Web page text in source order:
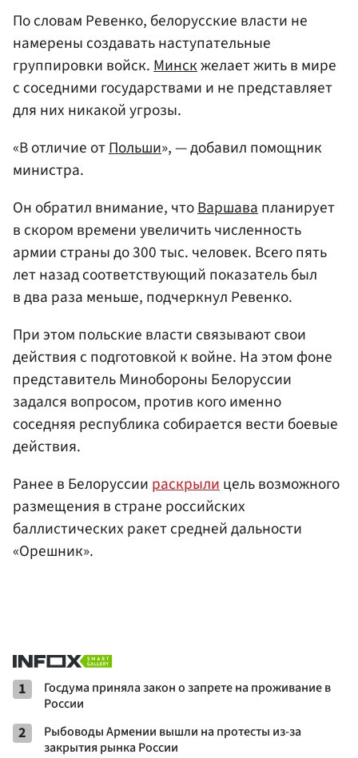
По словам Ревенко, белорусские власти не
намерены создавать наступательные
группировки войск. Минскжелает жить в мире
с соседними государствами и не представляет
для них никакой угрозы.
«В отличие отПольши», — добавил помощник
министра.
Он обратил внимание, чтоВаршавапланирует
в скором времени увеличить численность
армии страны до 300 тыс. человек. Всего пять
лет назад соответствующий показатель был
в два раза меньше, подчеркнул Ревенко.
При этом польские власти связывают свои
действия с подготовкой к войне. На этом фоне
представитель Минобороны Белоруссии
задался вопросом, против кого именно
соседняя республика собирается вести боевые
действия.
Ранее в Белоруссии раскрылицель возможного
размещения в стране российских
баллистических ракет средней дальности
«Орешник».
1
Госдума приняла закон о запрете на проживание в
России
2
Рыбоводы Армении вышли на протесты из-за
закрытия рынка России